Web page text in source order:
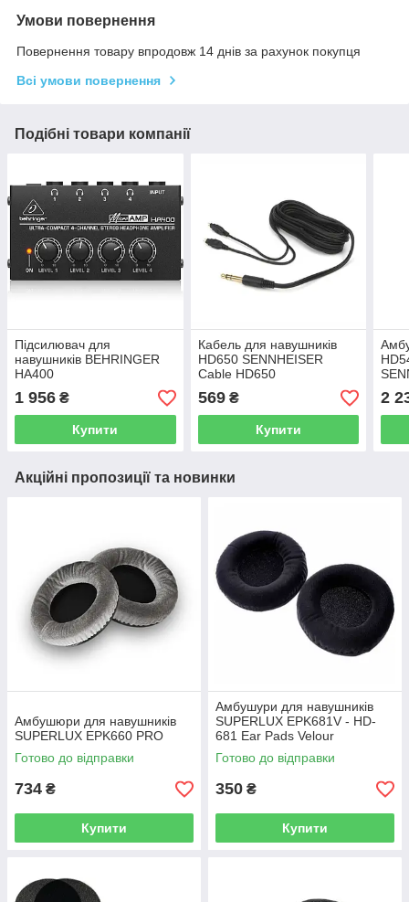
Умови повернення
Повернення товару впродовж 14 днів за рахунок покупця
Всі умови повернення
Подібні товари компанії
Підсилювач для
навушників BEHRINGER
HA400
1 956 ₴
Купити
Кабель для навушників
HD650 SENNHEISER
Cable HD650
569₴
Купити
2
Акційні пропозиції та новинки
Амбушюри для навушників
SUPERLUX EPK660 PRO
Готово до відправки
734 ₴
Купити
Амбушури для навушників
SUPERLUX EPK681V - HD-
681 Ear Pads Velour
Готово до відправки
350 ₴
Купити